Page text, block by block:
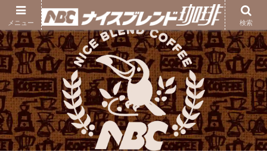
ナイスブレンド珈琲｜熊本の自家焙煎コーヒー豆専門店
メニュー 検索